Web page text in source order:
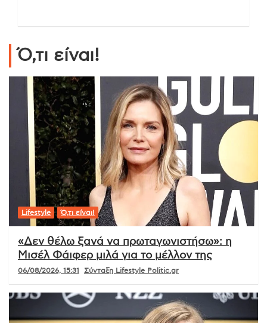
Ό,τι είναι!
Lifestyle Ό,τι είναι!
«Δεν θέλω ξανά να πρωταγωνιστήσω»: η
Μισέλ Φάιφερ μιλά για το μέλλον της
06/08/2026, 15:31 Σύνταξη Lifestyle Politic.gr